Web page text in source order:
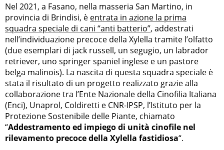
Nel 2021, a Fasano, nella masseria San Martino, in
provincia di Brindisi, è entrata in azione la prima
squadra speciale di cani “anti batterio”, addestrati
nell’individuazione precoce della Xylella tramite l’olfatto
(due esemplari di jack russell, un segugio, un labrador
retriever, uno springer spaniel inglese e un pastore
belga malinois). La nascita di questa squadra speciale è
stata il risultato di un progetto realizzato grazie alla
collaborazione tra l’Ente Nazionale della Cinofilia Italiana
(Enci), Unaprol, Coldiretti e CNR-IPSP, l’Istituto per la
Protezione Sostenibile delle Piante, chiamato
“Addestramento ed impiego di unità cinofile nel
rilevamento precoce della Xylella fastidiosa“.